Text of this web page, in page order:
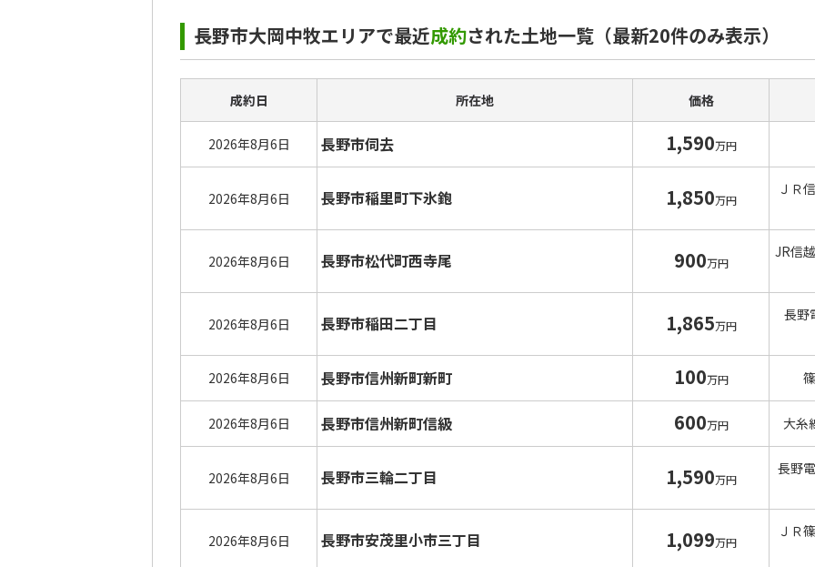
長野市大岡中牧エリアで最近成約された土地一覧（最新20件のみ表示）
成約日 所在地 価格
2026年8月6日 長野市伺去 1,590万円
2026年8月6日 長野市稲里町下氷鉋 1,850万円
ＪＲ
2026年8月6日 長野市松代町西寺尾 900万円
JR信
2026年8月6日 長野市稲田二丁目 1,865万円
長野
2026年8月6日 長野市信州新町新町 100万円
2026年8月6日 長野市信州新町信級 600万円 大
2026年8月6日 長野市三輪二丁目 1,590万円
長野
2026年8月6日 長野市安茂里小市三丁目 1,099万円
ＪＲ